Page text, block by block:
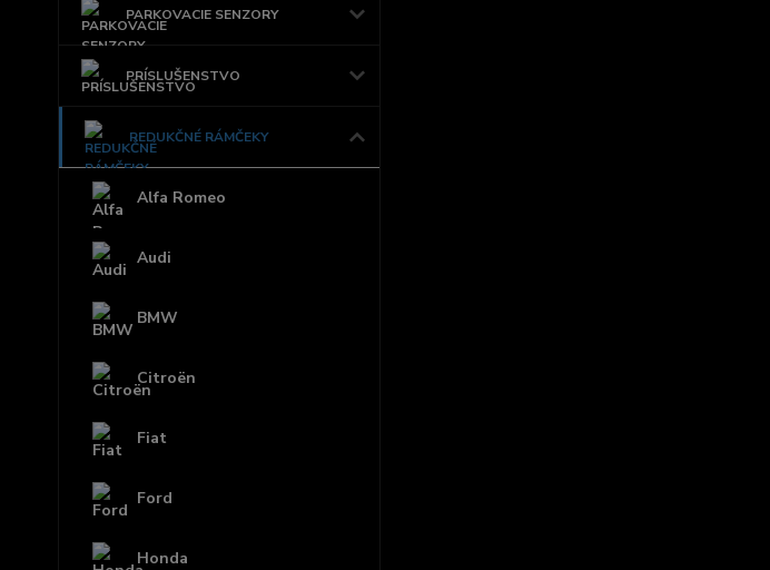
PARKOVACIE SENZORY
PRÍSLUŠENSTVO
REDUKČNÉ RÁMČEKY
Alfa Romeo
Audi
BMW
Citroën
Fiat
Ford
Honda